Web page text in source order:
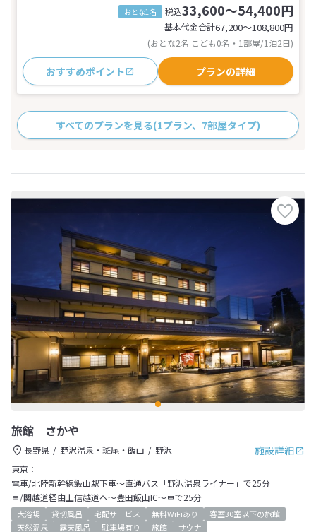
おとな1名 税込33,600～54,400円
基本代金合計67,200〜108,800円
(おとな2名 こども0名・1部屋/1泊2日)
おすすめポイント プランの詳細
すべてのプランを見る(1プラン、7部屋タイプ)
旅館 さかや
施設詳細
長野県 野沢温泉・斑尾・飯山
野沢
東京：
電車/北陸新幹線飯山駅下車～直通バス「野沢温泉ライナー」で25分
車/関越道経由上信越道へ～豊田飯山IC～車で25分
大浴場 貸切風呂 宅配サービス 無料WiFiあり
客室30室以下の旅館
天然温泉
露天風呂 駐車場有り 旅館 サウナ